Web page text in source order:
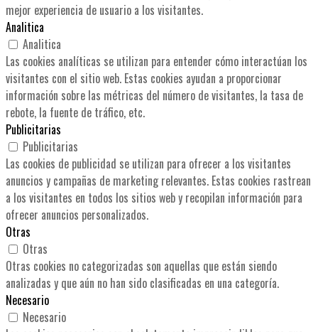
mejor experiencia de usuario a los visitantes.
Analitica
Analitica
Las cookies analíticas se utilizan para entender cómo interactúan los
visitantes con el sitio web. Estas cookies ayudan a proporcionar
información sobre las métricas del número de visitantes, la tasa de
rebote, la fuente de tráfico, etc.
Publicitarias
Publicitarias
Las cookies de publicidad se utilizan para ofrecer a los visitantes
anuncios y campañas de marketing relevantes. Estas cookies rastrean
a los visitantes en todos los sitios web y recopilan información para
ofrecer anuncios personalizados.
Otras
Otras
Otras cookies no categorizadas son aquellas que están siendo
analizadas y que aún no han sido clasificadas en una categoría.
Necesario
Necesario